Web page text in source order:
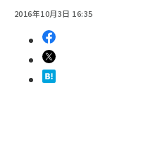
2016年10月3日 16:35